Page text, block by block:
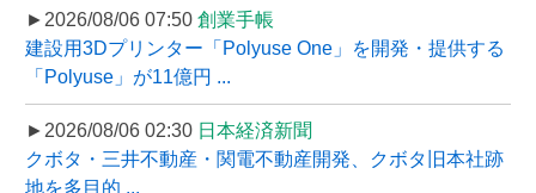
►2026/08/06 07:50 創業手帳
建設用3Dプリンター「Polyuse One」を開発・提供する
「Polyuse」が11億円 ...
►2026/08/06 02:30 日本経済新聞
クボタ・三井不動産・関電不動産開発、クボタ旧本社跡
地を多目的 ...